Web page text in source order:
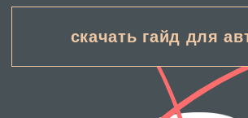
защищаем
творческое наследие
для передачи будущим поколениям